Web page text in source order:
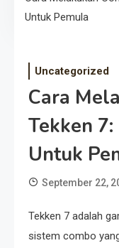
Untuk Pemula
Uncategorized
Cara
Tekken
Untuk
September 22,
Tekken 7 adalah
sistem combo